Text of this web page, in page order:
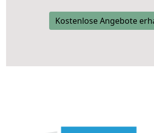
Kostenlose Angebote